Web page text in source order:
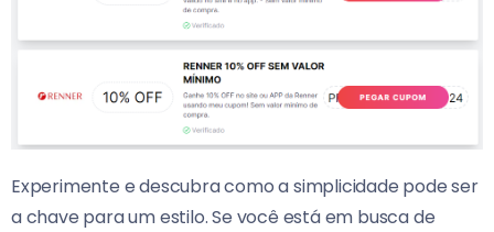
Experimente e descubra como a simplicidade pode ser
a chave para um estilo. Se você está em busca de